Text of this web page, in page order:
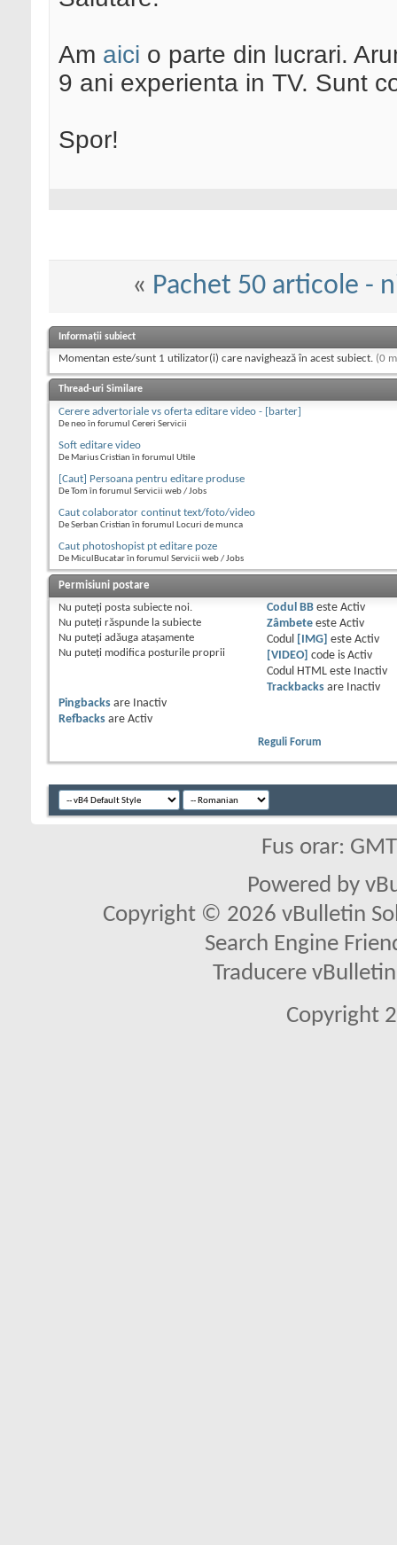
Am aici o parte din lucrari.
9 ani experienta in TV. Sunt
Spor!
« Pachet 50 articole -
Informații subiect
Momentan este/sunt 1 utilizator(i) care navighează în acest subiect. (0
Thread-uri Similare
Cerere advertoriale vs oferta editare video - [barter]
De neo în forumul Cereri Servicii
Soft editare video
De Marius Cristian în forumul Utile
[Caut] Persoana pentru editare produse
De Tom în forumul Servicii web / Jobs
Caut colaborator continut text/foto/video
De Serban Cristian în forumul Locuri de munca
Caut photoshopist pt editare poze
De MiculBucatar în forumul Servicii web / Jobs
Permisiuni postare
Nu puteţi posta subiecte noi.
Nu puteţi răspunde la subiecte
Nu puteţi adăuga ataşamente
Nu puteţi modifica posturile proprii
Codul BBeste Activ
Zâmbeteeste Activ
Codul
[IMG] este Activ
[VIDEO]
code is Activ
Codul HTML este
Inactiv
Trackbacksare
Inactiv
Pingbacks are
Inactiv
Refbacks are Activ
Reguli Forum
Fus orar:
Powered by
Copyright © 2026 vBulletin
Search Engine
Traducere
Copyright